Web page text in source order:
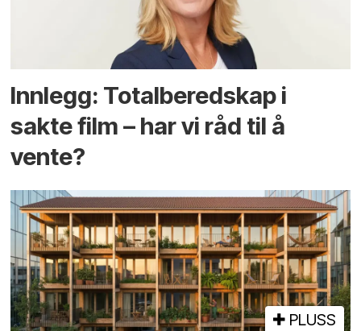
Innlegg: Totalberedskap i
sakte film – har vi råd til å
vente?
PLUSS